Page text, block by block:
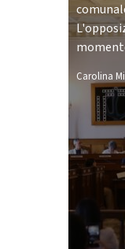
Carolina